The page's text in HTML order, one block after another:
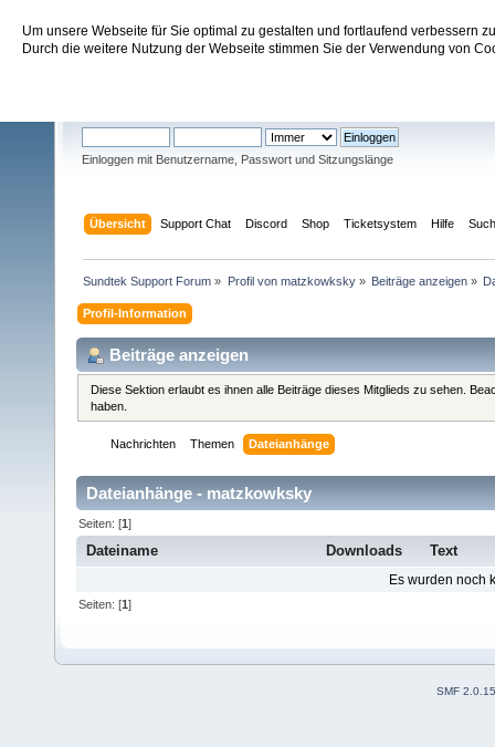
Um unsere Webseite für Sie optimal zu gestalten und fortlaufend verbessern
Durch die weitere Nutzung der Webseite stimmen Sie der Verwendung von
Sundtek Support Forum
Einloggen mit Benutzername, Passwort und Sitzungslänge
Übersicht Support Chat Discord Shop Ticketsystem Hilfe
Sundtek Support Forum » Profil von matzkowksky» Beiträge anzeigen»
Profil-Information
Beiträge anzeigen
Diese Sektion erlaubt es ihnen alle Beiträge dieses Mitglieds zu sehen.
haben.
Nachrichten Themen Dateianhänge
Dateianhänge - matzkowksky
Seiten: [1]
Dateiname Downloads Text
Es wurden noch
Seiten: [1]
SMF 2.0.15